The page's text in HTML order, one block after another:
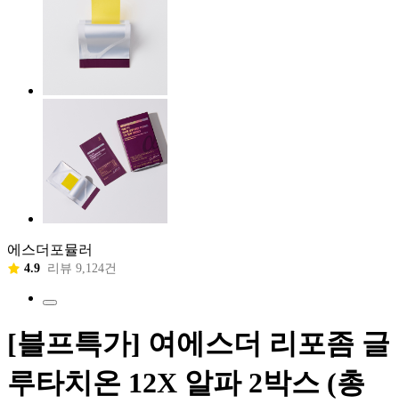
에스더포뮬러
4.9 리뷰 9,124건
[블프특가] 여에스더 리포좀 글
루타치온 12X 알파 2박스 (총